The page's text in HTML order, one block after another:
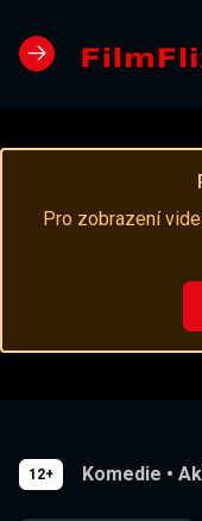
Pro zobrazení
12+ Komedie •